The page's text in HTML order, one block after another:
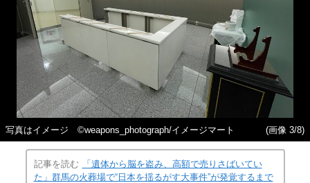
写真はイメージ ©weapons_photograph/イメージマート (画像 3/8)
記事を読む
「遺体から脳を盗み、高額で売りさばいてい
た」群馬の火葬場で“日本を揺るがす大事件”が発覚するまで